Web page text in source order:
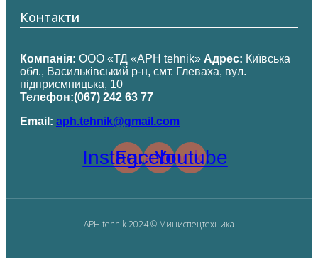
Контакти
Компанія: ООО «ТД «APH tehnik» Адрес: Київська
обл., Васильківський р-н, смт. Глеваха, вул.
підприємницька, 10
Телефон:(067) 242 63 77
Email: aph.tehnik@gmail.com
Instagram
Facebook
Youtube
APH tehnik 2024 © Миниспецтехника